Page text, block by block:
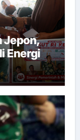
Jepon,
Energi